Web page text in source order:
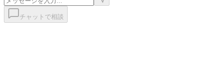
チャットで相談